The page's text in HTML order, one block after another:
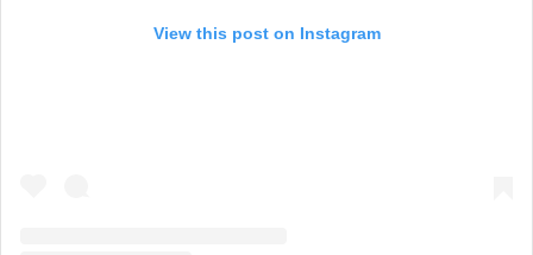
View this post on Instagram